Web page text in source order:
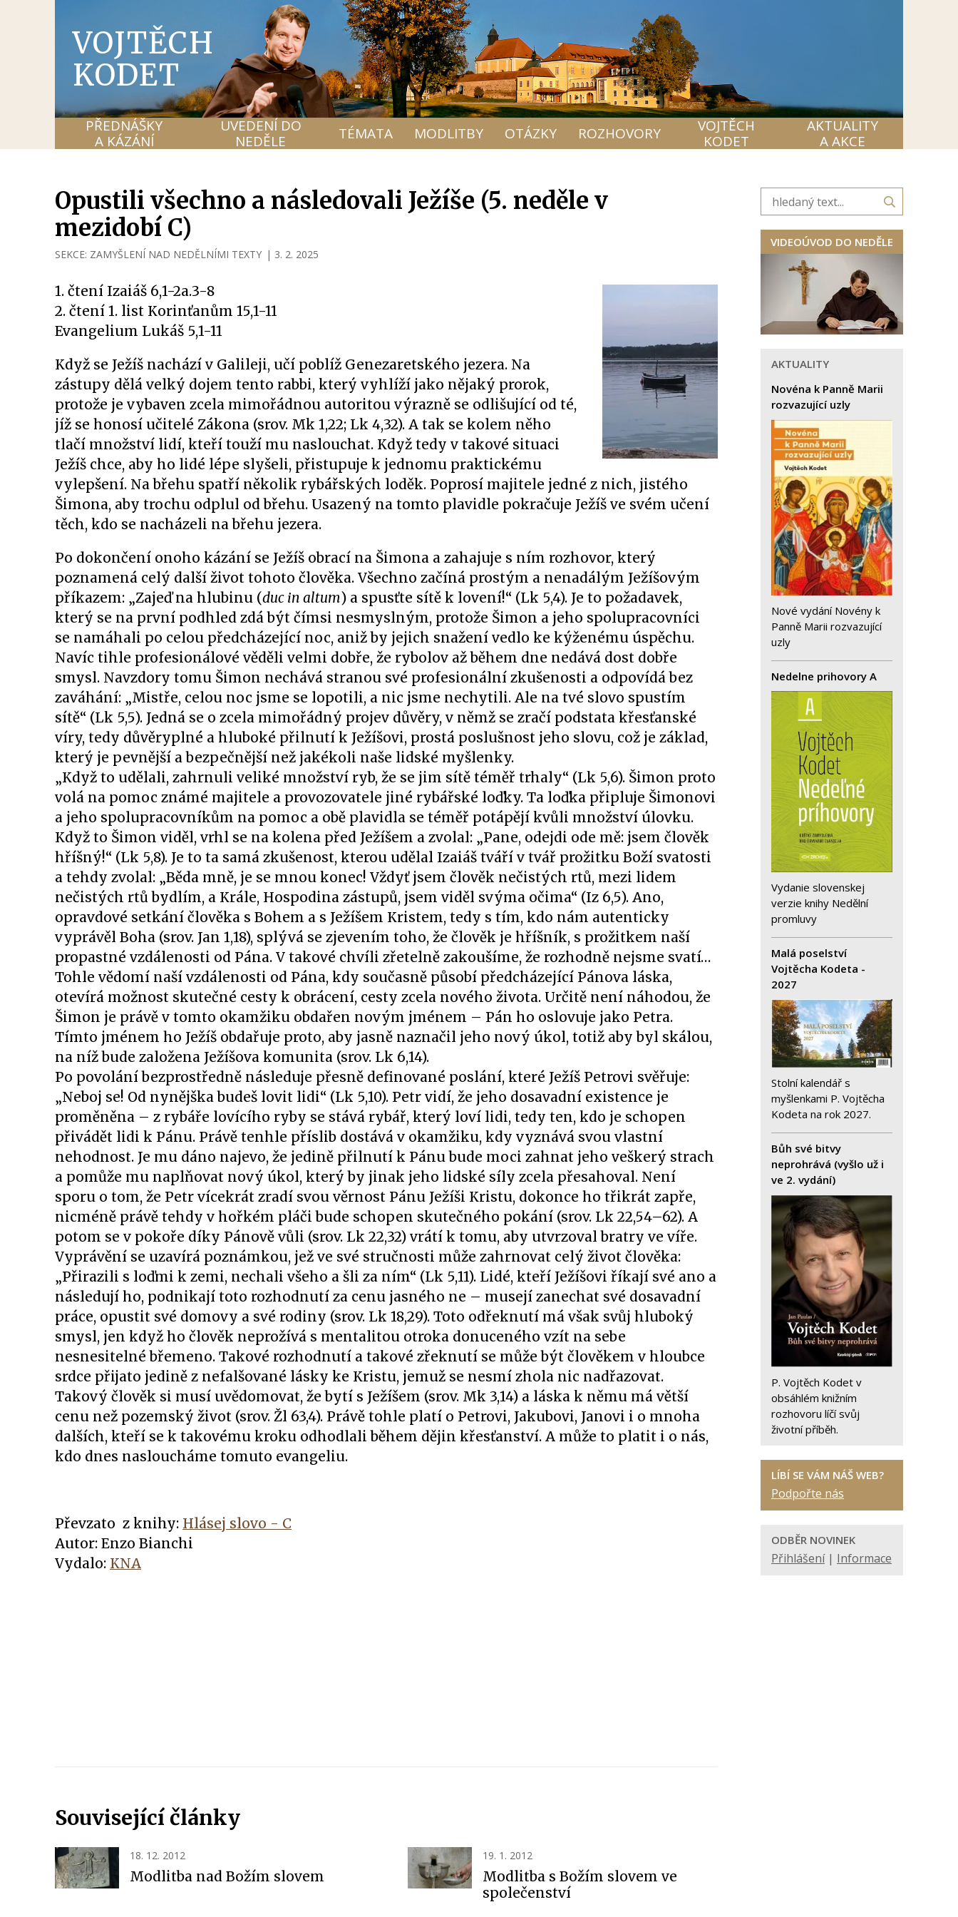
VOJTĚCH
KODET
PŘEDNÁŠKY
A KÁZÁNÍ
UVEDENÍ DO
NEDĚLE
TÉMATA MODLITBY OTÁZKY ROZHOVORY
VOJTĚCH
KODET
AKTUALITY
A AKCE
Opustili všechno a následovali Ježíše (5. neděle v
mezidobí C)
SEKCE: ZAMYŠLENÍ NAD NEDĚLNÍMI TEXTY | 3. 2. 2025
1. čtení Izaiáš 6,1-2a.3-8
2. čtení 1. list Korinťanům 15,1-11
Evangelium Lukáš 5,1-11
Když se Ježíš nachází v Galileji, učí poblíž Genezaretského jezera. Na
zástupy dělá velký dojem tento rabbi, který vyhlíží jako nějaký prorok,
protože je vybaven zcela mimořádnou autoritou výrazně se odlišující od té,
jíž se honosí učitelé Zákona (srov. Mk 1,22; Lk 4,32). A tak se kolem něho
tlačí množství lidí, kteří touží mu naslouchat. Když tedy v takové situaci
Ježíš chce, aby ho lidé lépe slyšeli, přistupuje k jednomu praktickému
vylepšení. Na břehu spatří několik rybářských loděk. Poprosí majitele jedné z nich, jistého
Šimona, aby trochu odplul od břehu. Usazený na tomto plavidle pokračuje Ježíš ve svém učení
těch, kdo se nacházeli na břehu jezera.
Po dokončení onoho kázání se Ježíš obrací na Šimona a zahajuje s ním rozhovor, který
poznamená celý další život tohoto člověka. Všechno začíná prostým a nenadálým Ježíšovým
příkazem: „Zajeď na hlubinu (duc in altum) a spusťte sítě k lovení!“ (Lk 5,4). Je to požadavek,
který se na první podhled zdá být čímsi nesmyslným, protože Šimon a jeho spolupracovníci
se namáhali po celou předcházející noc, aniž by jejich snažení vedlo ke kýženému úspěchu.
Navíc tihle profesionálové věděli velmi dobře, že rybolov až během dne nedává dost dobře
smysl. Navzdory tomu Šimon nechává stranou své profesionální zkušenosti a odpovídá bez
zaváhání: „Mistře, celou noc jsme se lopotili, a nic jsme nechytili. Ale na tvé slovo spustím
sítě“ (Lk 5,5). Jedná se o zcela mimořádný projev důvěry, v němž se zračí podstata křesťanské
víry, tedy důvěryplné a hluboké přilnutí k Ježíšovi, prostá poslušnost jeho slovu, což je základ,
který je pevnější a bezpečnější než jakékoli naše lidské myšlenky.
„Když to udělali, zahrnuli veliké množství ryb, že se jim sítě téměř trhaly“ (Lk 5,6). Šimon proto
volá na pomoc známé majitele a provozovatele jiné rybářské loďky. Ta loďka připluje Šimonovi
a jeho spolupracovníkům na pomoc a obě plavidla se téměř potápějí kvůli množství úlovku.
Když to Šimon viděl, vrhl se na kolena před Ježíšem a zvolal: „Pane, odejdi ode mě: jsem člověk
hříšný!“ (Lk 5,8). Je to ta samá zkušenost, kterou udělal Izaiáš tváří v tvář prožitku Boží svatosti
a tehdy zvolal: „Běda mně, je se mnou konec! Vždyť jsem člověk nečistých rtů, mezi lidem
nečistých rtů bydlím, a Krále, Hospodina zástupů, jsem viděl svýma očima“ (Iz 6,5). Ano,
opravdové setkání člověka s Bohem a s Ježíšem Kristem, tedy s tím, kdo nám autenticky
vyprávěl Boha (srov. Jan 1,18), splývá se zjevením toho, že člověk je hříšník, s prožitkem naší
propastné vzdálenosti od Pána. V takové chvíli zřetelně zakoušíme, že rozhodně nejsme svatí…
Tohle vědomí naší vzdálenosti od Pána, kdy současně působí předcházející Pánova láska,
otevírá možnost skutečné cesty k obrácení, cesty zcela nového života. Určitě není náhodou, že
Šimon je právě v tomto okamžiku obdařen novým jménem – Pán ho oslovuje jako Petra.
Tímto jménem ho Ježíš obdařuje proto, aby jasně naznačil jeho nový úkol, totiž aby byl skálou,
na níž bude založena Ježíšova komunita (srov. Lk 6,14).
Po povolání bezprostředně následuje přesně definované poslání, které Ježíš Petrovi svěřuje:
„Neboj se! Od nynějška budeš lovit lidi“ (Lk 5,10). Petr vidí, že jeho dosavadní existence je
proměněna – z rybáře lovícího ryby se stává rybář, který loví lidi, tedy ten, kdo je schopen
přivádět lidi k Pánu. Právě tenhle příslib dostává v okamžiku, kdy vyznává svou vlastní
nehodnost. Je mu dáno najevo, že jedině přilnutí k Pánu bude moci zahnat jeho veškerý strach
a pomůže mu naplňovat nový úkol, který by jinak jeho lidské síly zcela přesahoval. Není
sporu o tom, že Petr vícekrát zradí svou věrnost Pánu Ježíši Kristu, dokonce ho třikrát zapře,
nicméně právě tehdy v hořkém pláči bude schopen skutečného pokání (srov. Lk 22,54–62). A
potom se v pokoře díky Pánově vůli (srov. Lk 22,32) vrátí k tomu, aby utvrzoval bratry ve víře.
Vyprávění se uzavírá poznámkou, jež ve své stručnosti může zahrnovat celý život člověka:
„Přirazili s loďmi k zemi, nechali všeho a šli za ním“ (Lk 5,11). Lidé, kteří Ježíšovi říkají své ano a
následují ho, podnikají toto rozhodnutí za cenu jasného ne – musejí zanechat své dosavadní
práce, opustit své domovy a své rodiny (srov. Lk 18,29). Toto odřeknutí má však svůj hluboký
smysl, jen když ho člověk neprožívá s mentalitou otroka donuceného vzít na sebe
nesnesitelné břemeno. Takové rozhodnutí a takové zřeknutí se může být člověkem v hloubce
srdce přijato jedině z nefalšované lásky ke Kristu, jemuž se nesmí zhola nic nadřazovat.
Takový člověk si musí uvědomovat, že bytí s Ježíšem (srov. Mk 3,14) a láska k němu má větší
cenu než pozemský život (srov. Žl 63,4). Právě tohle platí o Petrovi, Jakubovi, Janovi i o mnoha
dalších, kteří se k takovému kroku odhodlali během dějin křesťanství. A může to platit i o nás,
kdo dnes nasloucháme tomuto evangeliu.
Převzato z knihy: Hlásej slovo - C
Autor: Enzo Bianchi
Vydalo: KNA
Související články
18. 12. 2012
Modlitba nad Božím slovem
19. 1. 2012
Modlitba s Božím slovem ve
společenství
VIDEOÚVOD DO NEDĚLE
AKTUALITY
Novéna k Panně Marii
rozvazující uzly
Nové vydání Novény k
Panně Marii rozvazující
uzly
Nedelne prihovory A
Vydanie slovenskej
verzie knihy Nedělní
promluvy
Malá poselství
Vojtěcha Kodeta -
2027
Stolní kalendář s
myšlenkami P. Vojtěcha
Kodeta na rok 2027.
Bůh své bitvy
neprohrává (vyšlo už i
ve 2. vydání)
P. Vojtěch Kodet v
obsáhlém knižním
rozhovoru líčí svůj
životní příběh.
LÍBÍ SE VÁM NÁŠ WEB?
Podpořte nás
ODBĚR NOVINEK
Přihlášení| Informace